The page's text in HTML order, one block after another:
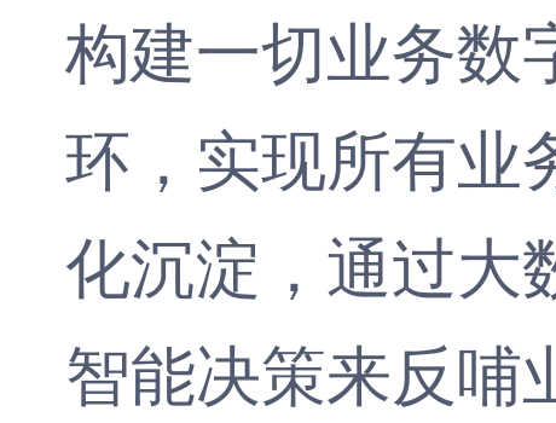
构建一切业务数
环，实现所有业
化沉淀，通过大
智能决策来反哺